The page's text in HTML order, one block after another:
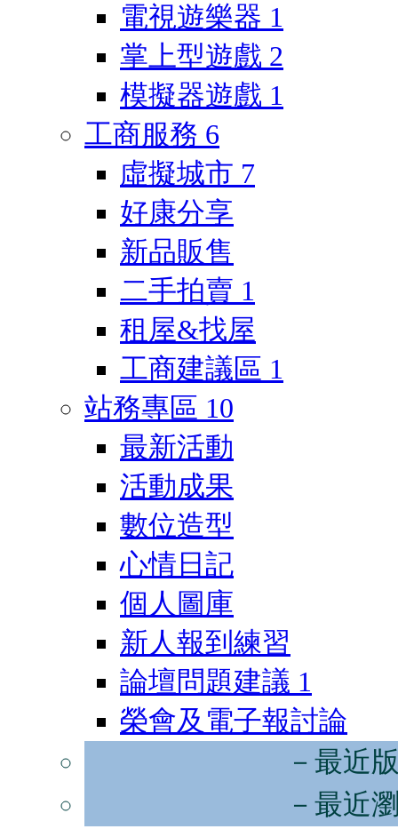
電視遊樂器 1
掌上型遊戲 2
模擬器遊戲 1
工商服務 6
虛擬城市 7
好康分享
新品販售
二手拍賣 1
租屋&找屋
工商建議區 1
站務專區 10
最新活動
活動成果
數位造型
心情日記
個人圖庫
新人報到練習
論壇問題建議 1
榮會及電子報討論
－最近
－最近